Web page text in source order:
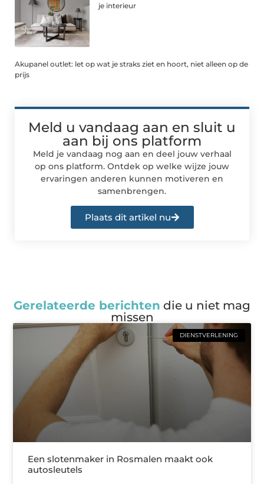
je interieur
Akupanel outlet: let op wat je straks ziet en hoort, niet alleen op de
prijs
Meld u vandaag aan en sluit u
aan bij ons platform
Meld je vandaag nog aan en deel jouw verhaal
op ons platform. Ontdek op welke wijze jouw
ervaringen anderen kunnen motiveren en
samenbrengen.
Plaats dit artikel nu
Gerelateerde berichten die u niet mag
missen
DIENSTVERLENING
Een slotenmaker in Rosmalen maakt ook
autosleutels